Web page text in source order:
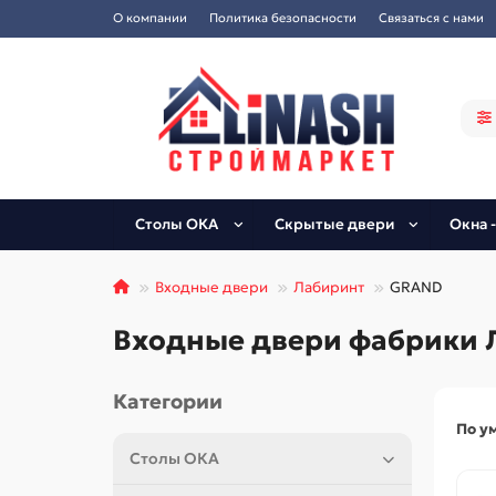
О компании Политика безопасности Связаться с нами
Столы ОКА Скрытые двери Окна
Входные двери Лабиринт GRAND
Входные двери фабрики
Категории
Столы ОКА
По